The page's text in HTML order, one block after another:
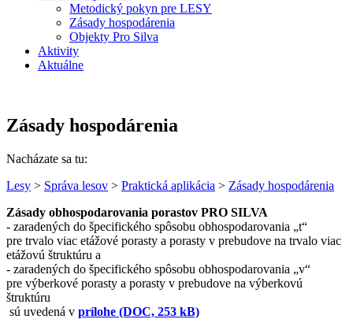
Metodický pokyn pre LESY
Zásady hospodárenia
Objekty Pro Silva
Aktivity
Aktuálne
Zásady hospodárenia
Nacházate sa tu:
Lesy > Správa lesov > Praktická aplikácia > Zásady hospodárenia
Zásady obhospodarovania porastov PRO SILVA
- zaradených do špecifického spôsobu obhospodarovania „t“
pre trvalo viac etážové porasty a porasty v prebudove na trvalo viac
etážovú štruktúru a
- zaradených do špecifického spôsobu obhospodarovania „v“
pre výberkové porasty a porasty v prebudove na výberkovú
štruktúru
sú uvedená v prílohe (DOC, 253 kB)